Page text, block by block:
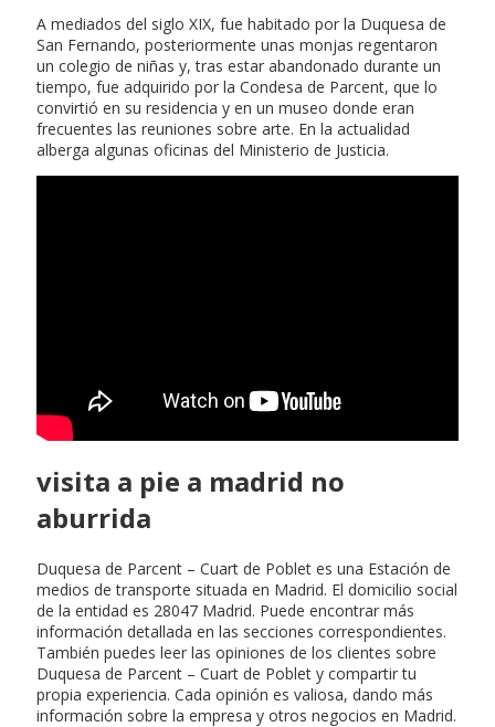
A mediados del siglo XIX, fue habitado por la Duquesa de
San Fernando, posteriormente unas monjas regentaron
un colegio de niñas y, tras estar abandonado durante un
tiempo, fue adquirido por la Condesa de Parcent, que lo
convirtió en su residencia y en un museo donde eran
frecuentes las reuniones sobre arte. En la actualidad
alberga algunas oficinas del Ministerio de Justicia.
visita a pie a madrid no
aburrida
Duquesa de Parcent – Cuart de Poblet es una Estación de
medios de transporte situada en Madrid. El domicilio social
de la entidad es 28047 Madrid. Puede encontrar más
información detallada en las secciones correspondientes.
También puedes leer las opiniones de los clientes sobre
Duquesa de Parcent – Cuart de Poblet y compartir tu
propia experiencia. Cada opinión es valiosa, dando más
información sobre la empresa y otros negocios en Madrid.